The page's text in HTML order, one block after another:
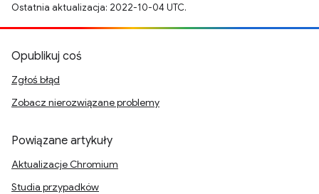
Ostatnia aktualizacja: 2022-10-04 UTC.
Opublikuj coś
Zgłoś błąd
Zobacz nierozwiązane problemy
Powiązane artykuły
Aktualizacje Chromium
Studia przypadków